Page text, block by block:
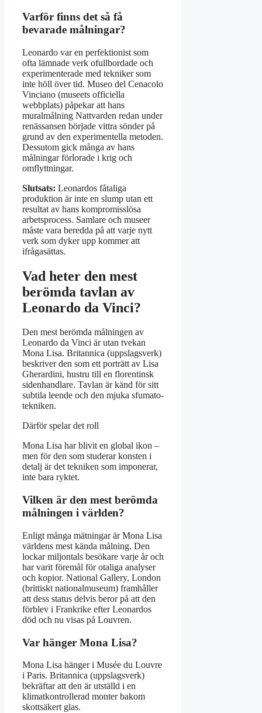
Varför finns det så få
bevarade målningar?
Leonardo var en perfektionist som
ofta lämnade verk ofullbordade och
experimenterade med tekniker som
inte höll över tid. Museo del Cenacolo
Vinciano (museets officiella
webbplats) påpekar att hans
muralmålning Nattvarden redan under
renässansen började vittra sönder på
grund av den experimentella metoden.
Dessutom gick många av hans
målningar förlorade i krig och
omflyttningar.
Slutsats: Leonardos fåtaliga
produktion är inte en slump utan ett
resultat av hans kompromisslösa
arbetsprocess. Samlare och museer
måste vara beredda på att varje nytt
verk som dyker upp kommer att
ifrågasättas.
Vad heter den mest
berömda tavlan av
Leonardo da Vinci?
Den mest berömda målningen av
Leonardo da Vinci är utan tvekan
Mona Lisa. Britannica (uppslagsverk)
beskriver den som ett porträtt av Lisa
Gherardini, hustru till en florentinsk
sidenhandlare. Tavlan är känd för sitt
subtila leende och den mjuka sfumato-
tekniken.
Därför spelar det roll
Mona Lisa har blivit en global ikon –
men för den som studerar konsten i
detalj är det tekniken som imponerar,
inte bara ryktet.
Vilken är den mest berömda
målningen i världen?
Enligt många mätningar är Mona Lisa
världens mest kända målning. Den
lockar miljontals besökare varje år och
har varit föremål för otaliga analyser
och kopior. National Gallery, London
(brittiskt nationalmuseum) framhåller
att dess status delvis beror på att den
förblev i Frankrike efter Leonardos
död och nu visas på Louvren.
Var hänger Mona Lisa?
Mona Lisa hänger i Musée du Louvre
i Paris. Britannica (uppslagsverk)
bekräftar att den är utställd i en
klimatkontrollerad monter bakom
skottsäkert glas.